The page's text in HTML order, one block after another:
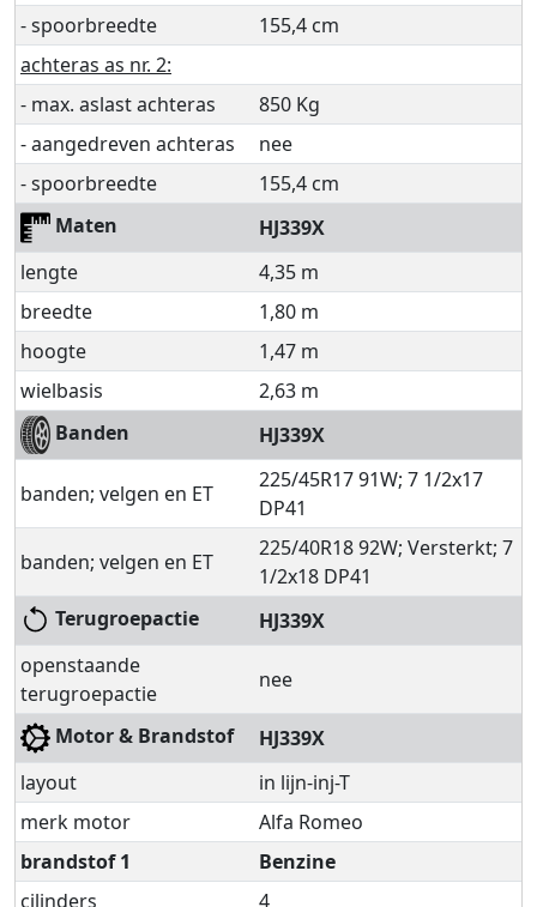
- spoorbreedte
155,4 cm
achteras as nr. 2:
- max. aslast achteras
850 Kg
- aangedreven achteras
nee
- spoorbreedte
155,4 cm
Maten
HJ339X
lengte
4,35 m
breedte
1,80 m
hoogte
1,47 m
wielbasis
2,63 m
Banden
HJ339X
banden; velgen en ET
225/45R17 91W; 7 1/2x17
DP41
banden; velgen en ET
225/40R18 92W; Versterkt; 7
1/2x18 DP41
Terugroepactie
HJ339X
openstaande
terugroepactie
nee
Motor & Brandstof
HJ339X
layout
in lijn-inj-T
merk motor
Alfa Romeo
brandstof 1
Benzine
cilinders
4